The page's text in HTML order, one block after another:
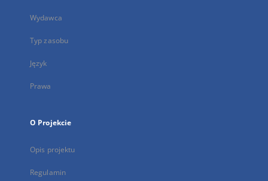
Wydawca
Typ zasobu
Język
Prawa
O Projekcie
Opis projektu
Regulamin